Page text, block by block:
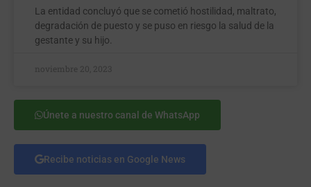
La entidad concluyó que se cometió hostilidad, maltrato,
degradación de puesto y se puso en riesgo la salud de la
gestante y su hijo.
noviembre 20, 2023
Únete a nuestro canal de WhatsApp
Recibe noticias en Google News